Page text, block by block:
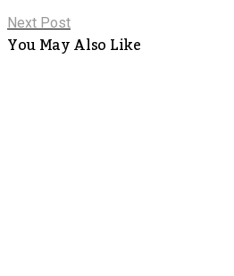
Next Post
You May Also Like